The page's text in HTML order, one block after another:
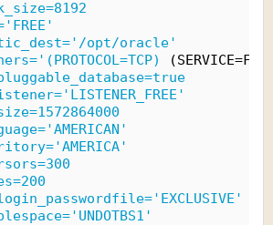
opt/oracle'